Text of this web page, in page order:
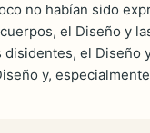
no habían sido
el Diseño y
disidentes, el Diseño
y,